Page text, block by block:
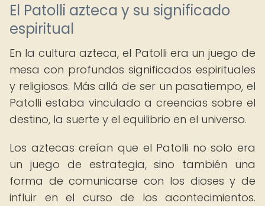
El Patolli azteca y su significado
espiritual
En la cultura azteca, el Patolli era un juego de
mesa con profundos significados espirituales
y religiosos. Más allá de ser un pasatiempo, el
Patolli estaba vinculado a creencias sobre el
destino, la suerte y el equilibrio en el universo.
Los aztecas creían que el Patolli no solo era
un juego de estrategia, sino también una
forma de comunicarse con los dioses y de
influir en el curso de los acontecimientos.